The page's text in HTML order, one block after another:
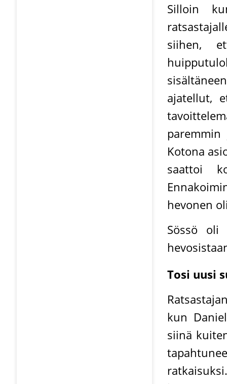
Silloin
siihen,
ajatellut,
Kotona
saattoi
hevonen
Sössö oli
Tosi uusi
kun
siinä